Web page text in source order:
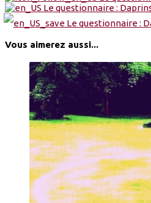
Vous aimerez aussi...